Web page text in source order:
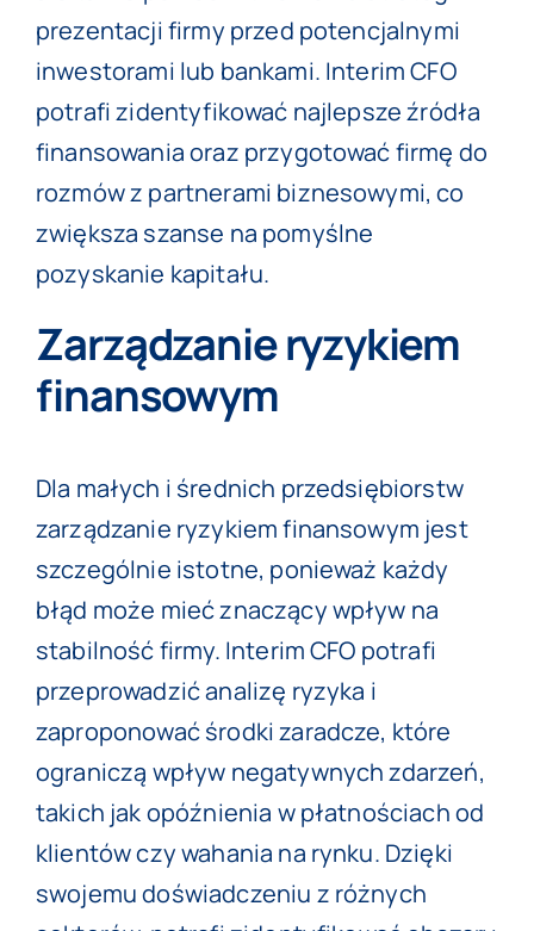
prezentacji firmy przed potencjalnymi
inwestorami lub bankami. Interim CFO
potrafi zidentyfikować najlepsze źródła
finansowania oraz przygotować firmę do
rozmów z partnerami biznesowymi, co
zwiększa szanse na pomyślne
pozyskanie kapitału.
Zarządzanie ryzykiem
finansowym
Dla małych i średnich przedsiębiorstw
zarządzanie ryzykiem finansowym jest
szczególnie istotne, ponieważ każdy
błąd może mieć znaczący wpływ na
stabilność firmy. Interim CFO potrafi
przeprowadzić analizę ryzyka i
zaproponować środki zaradcze, które
ograniczą wpływ negatywnych zdarzeń,
takich jak opóźnienia w płatnościach od
klientów czy wahania na rynku. Dzięki
swojemu doświadczeniu z różnych